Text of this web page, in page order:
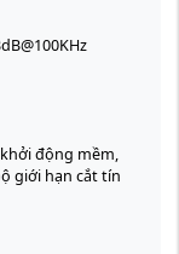
động mềm,
giới hạn cắt tín